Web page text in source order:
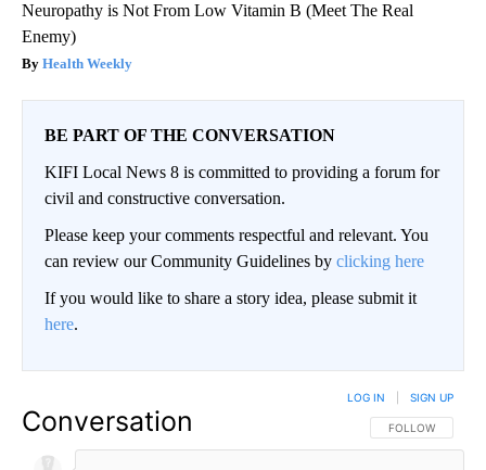
Neuropathy is Not From Low Vitamin B (Meet The Real
Enemy)
Health Weekly
BE PART OF THE CONVERSATION
KIFI Local News 8 is committed to providing a forum for
civil and constructive conversation.
Please keep your comments respectful and relevant. You
can review our Community Guidelines by clicking here
If you would like to share a story idea, please submit it
here.
Conversation FOLLOW THIS
FOLLOW
LOG IN SIGN UP